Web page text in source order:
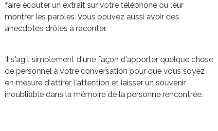
faire écouter un extrait sur votre téléphone ou leur
montrer les paroles. Vous pouvez aussi avoir des
anecdotes drôles à raconter.
Il s'agit simplement d'une façon d'apporter quelque chose
de personnel à votre conversation pour que vous soyez
en mesure d'attirer l'attention et laisser un souvenir
inoubliable dans la mémoire de la personne rencontrée.